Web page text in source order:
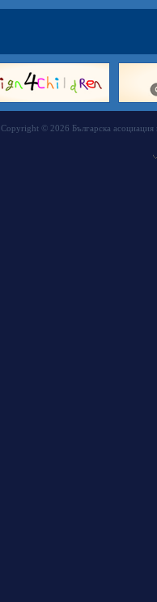
Copyright © 2026 Българска асоциация